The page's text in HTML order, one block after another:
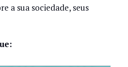
a sua sociedade, seus